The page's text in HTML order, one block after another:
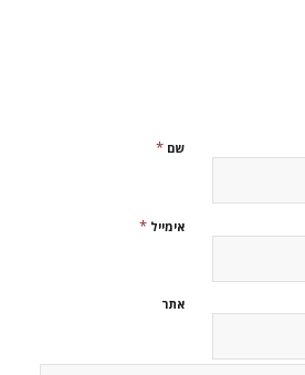
שם *
אימייל *
אתר